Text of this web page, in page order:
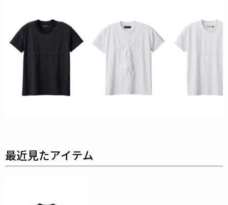
表地 : コットン60% リヨセル40%
リブ : ポリエステル100%